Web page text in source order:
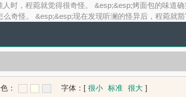
时，程菀就觉得很奇怪。 &esp;&esp;烤面包的味道
奇怪。 &esp;&esp;现在发现听澜的怪异后，程菀就豁
： 字体： [ 很小 标准 很大 ]